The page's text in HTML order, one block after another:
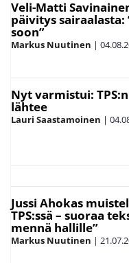
Veli-Matti
päivitys sairaalasta:
soon”
Markus Nuutinen |
Nyt varmistui:
lähtee
Lauri Saastamoinen |
Jussi Ahokas
TPS:ssä – suoraa
mennä hallille”
Markus Nuutinen |